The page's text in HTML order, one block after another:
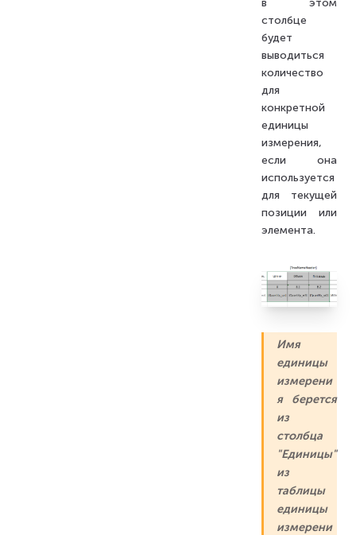
в этом
столбце
будет
выводиться
количество
для
конкретной
единицы
измерения,
если она
используется
для текущей
позиции или
элемента.
Имя
единицы
измерени
я берется
из
столбца
"Единицы"
из
таблицы
единицы
измерени